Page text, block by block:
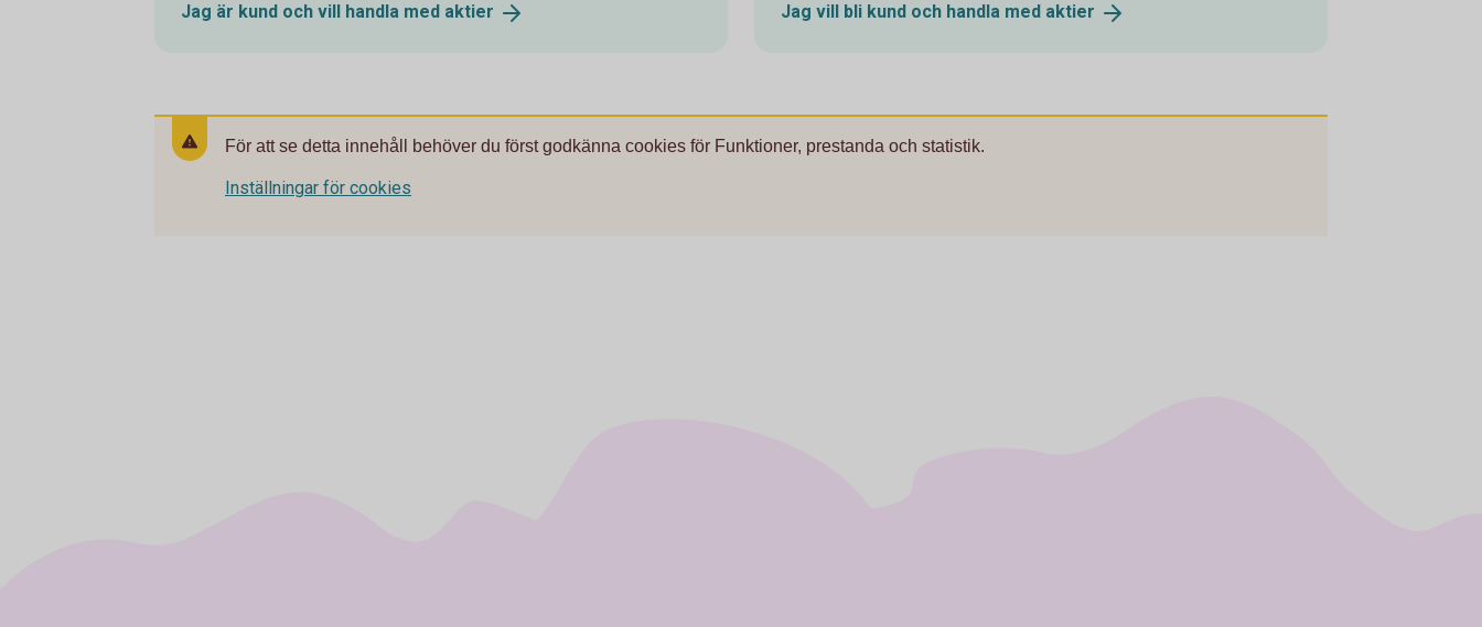
Jag är kund och vill handla med aktier Jag vill bli kund och handla med aktier
För att se detta innehåll behöver du först godkänna cookies för Funktioner, prestanda och statistik.
Inställningar för cookies